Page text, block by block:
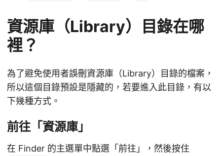
資源庫（Library）目錄在哪
裡？
為了避免使用者誤刪資源庫（Library）目錄的檔案，
所以這個目錄預設是隱藏的，若要進入此目錄，有以
下幾種方式。
前往「資源庫」
在 Finder 的主選單中點選「前往」，然後按住